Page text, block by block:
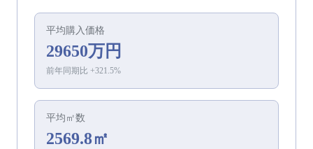
平均購入価格
29650万円
前年同期比 +321.5%
平均㎡数
2569.8㎡